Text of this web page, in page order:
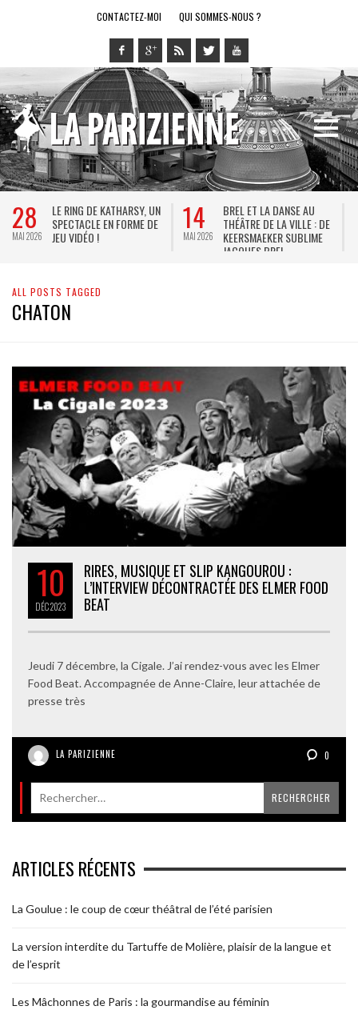
CONTACTEZ-MOI QUI SOMMES-NOUS ?
28
MAI 2026
LE RING DE KATHARSY, UN
SPECTACLE EN FORME DE
JEU VIDÉO !
14
MAI 2026
BREL ET LA DANSE AU
THÉÂTRE DE LA VILLE : DE
KEERSMAEKER SUBLIME
JACQUES BREL
ALL POSTS TAGGED
CHATON
10
DÉC2023
RIRES, MUSIQUE ET SLIP KANGOUROU :
L’INTERVIEW DÉCONTRACTÉE DES ELMER FOOD
BEAT
Jeudi 7 décembre, la Cigale. J’ai rendez-vous avec les Elmer
Food Beat. Accompagnée de Anne-Claire, leur attachée de
presse très
LA PARIZIENNE 0
ARTICLES RÉCENTS
La Goulue : le coup de cœur théâtral de l’été parisien
La version interdite du Tartuffe de Molière, plaisir de la langue et
de l’esprit
Les Mâchonnes de Paris : la gourmandise au féminin